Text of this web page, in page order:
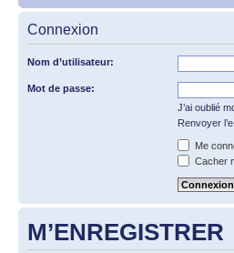
Connexion
Nom d’utilisateur:
Mot de passe:
J’ai oublié
Renvoyer
Me
Cacher
M’ENREGISTRER